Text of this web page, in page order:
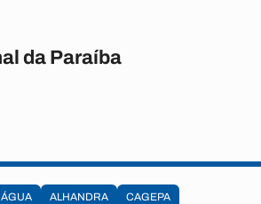
da Paraíba
ALHANDRA
CAGEPA